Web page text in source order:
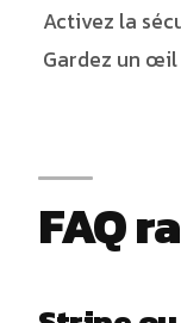
Activez la
Gardez un œil
FAQ